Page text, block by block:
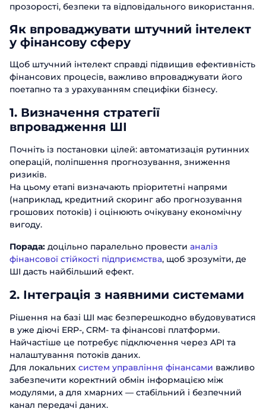
прозорості, безпеки та відповідального використання.
Як впроваджувати штучний інтелект
у фінансову сферу
Щоб штучний інтелект справді підвищив ефективність
фінансових процесів, важливо впроваджувати його
поетапно та з урахуванням специфіки бізнесу.
1. Визначення стратегії
впровадження ШІ
Почніть із постановки цілей: автоматизація рутинних
операцій, поліпшення прогнозування, зниження
ризиків.
На цьому етапі визначають пріоритетні напрями
(наприклад, кредитний скоринг або прогнозування
грошових потоків) і оцінюють очікувану економічну
вигоду.
Порада: доцільно паралельно провести аналіз
фінансової стійкості підприємства, щоб зрозуміти, де
ШІ дасть найбільший ефект.
2. Інтеграція з наявними системами
Рішення на базі ШІ має безперешкодно вбудовуватися
в уже діючі ERP-, CRM- та фінансові платформи.
Найчастіше це потребує підключення через API та
налаштування потоків даних.
Для локальних систем управління фінансами важливо
забезпечити коректний обмін інформацією між
модулями, а для хмарних — стабільний і безпечний
канал передачі даних.